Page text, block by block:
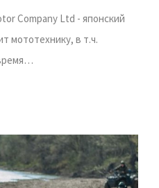
Company Ltd - японский
мототехнику, в т.ч.